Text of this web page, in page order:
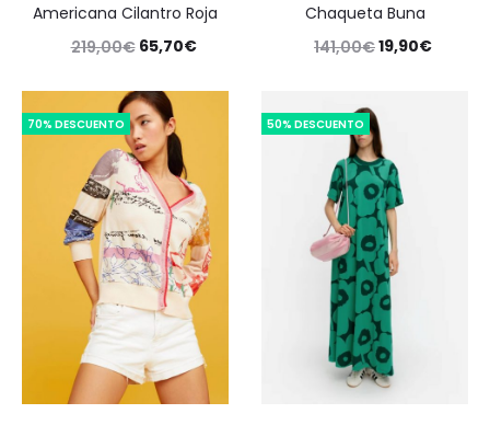
Americana Cilantro Roja
219,00€ 65,70€
Chaqueta Buna
141,00€19,90€
70% DESCUENTO 50% DESCUENTO